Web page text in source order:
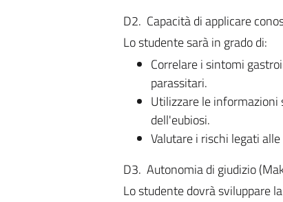
D2. Capacità di applicare
Lo studente sarà in grado di:
Correlare i sintomi
parassitari.
Utilizzare le
dell'eubiosi.
Valutare i rischi legati
D3. Autonomia di giudizio
Lo studente dovrà sviluppare